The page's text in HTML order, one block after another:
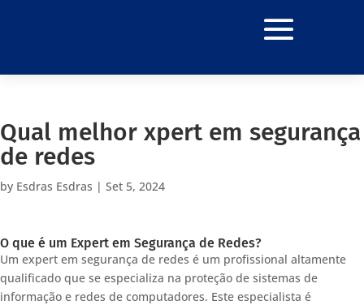
Qual melhor xpert em segurança
de redes
by Esdras Esdras | Set 5, 2024
O que é um Expert em Segurança de Redes?
Um expert em segurança de redes é um profissional altamente
qualificado que se especializa na proteção de sistemas de
informação e redes de computadores. Este especialista é